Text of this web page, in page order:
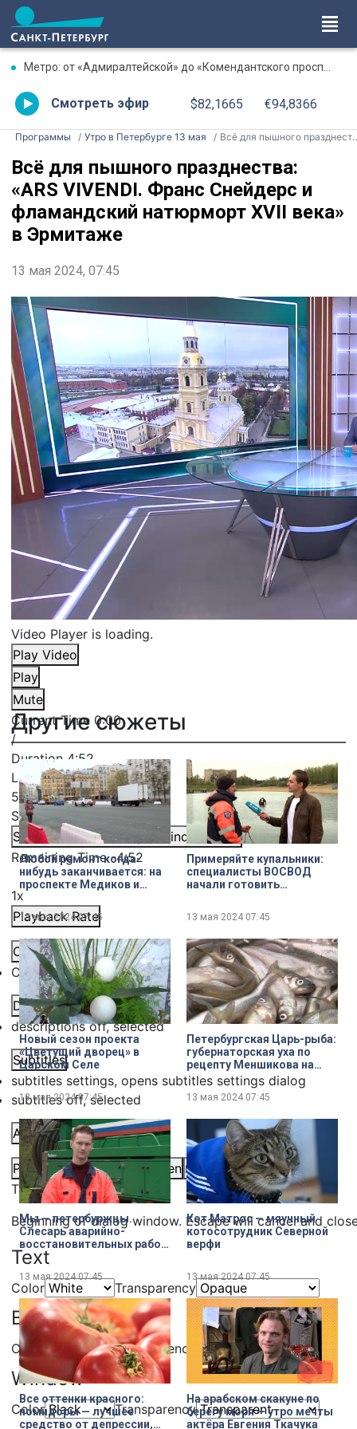
Метро: от «Адмиралтейской» до «Комендантского проспекта» увеличен интервал
Смотреть эфир $82,1665 €94,8366
Программы Утро в Петербурге 13 мая Всё для пышного празднества: «ARS VIVENDI. Франс Снейдерс и фламандский натюрморт XVII века» в Эрмитаже
Всё для пышного празднества:
«ARS VIVENDI. Франс Снейдерс и
фламандский натюрморт XVII века»
в Эрмитаже
13 мая 2024, 07:45
Video Player is loading.
Play Video
Play
Mute
Current Time 0:00
/
Duration 4:52
Loaded:
5.44%
Stream Type
Seek to live, currently behind liveLIVE
Remaining Time-4:52
1x
Playback Rate
Chapters
Chapters
Descriptions
descriptions off, selected
Subtitles
subtitles settings, opens subtitles settings dialog
subtitles off, selected
Audio Track
Picture-in-Picture Fullscreen Share
This is a modal window.
Beginning of dialog window. Escape will cancel and
Text
Color Transparency
Background
Color Transparency
Window
Color Transparency
Другие сюжеты
Любой ремонт когда-
нибудь заканчивается: на
проспекте Медиков и
съездах с
Кантемировского моста
открыли движение
13 мая 202407:45
Примеряйте купальники:
специалисты ВОСВОД
начали готовить
летнему сезону
13 мая 2024 07:45
Новый сезон проекта
«Цветущий дворец» в
Царском Селе
13 мая 202407:45
Петербургская Царь-рыба:
губернаторская уха по
рецепту Меншикова на
фестивале корюшки
13 мая 2024 07:45
Мы — петербуржцы.
Слесарь аварийно-
восстановительных работ
Дмитрий Дащенок
13 мая 202407:45
Кот Матрос — мяучный
котосотрудник Северной
верфи
13 мая 202407:45
Все оттенки красного:
помидоры — лучшее
средство от депрессии,
На арабском скакуне по
берегу моря — утро мечты
актёра Евгения Ткачука